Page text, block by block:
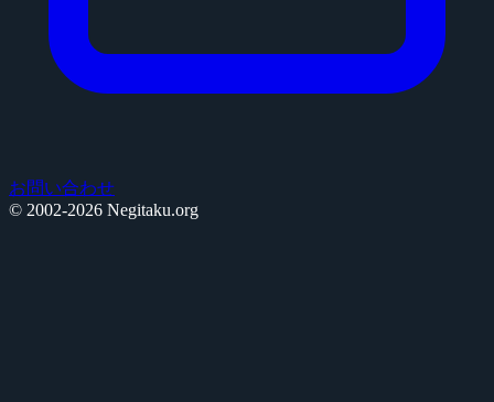
お問い合わせ
© 2002-2026 Negitaku.org